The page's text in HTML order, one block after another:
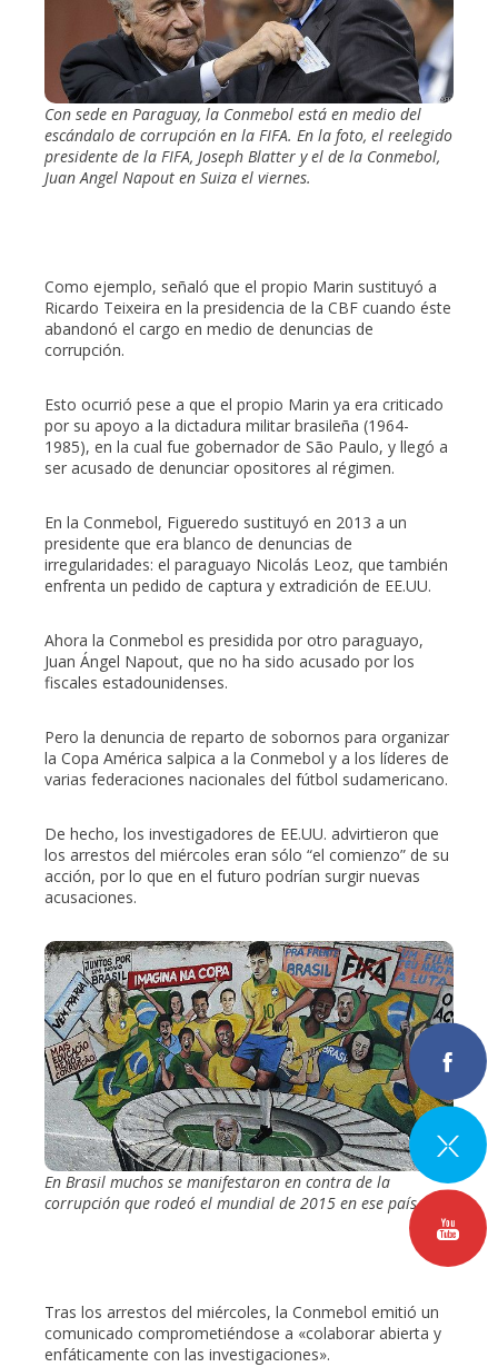
Con sede en Paraguay, la Conmebol está en medio del
escándalo de corrupción en la FIFA. En la foto, el reelegido
presidente de la FIFA, Joseph Blatter y el de la Conmebol,
Juan Angel Napout en Suiza el viernes.
Como ejemplo, señaló que el propio Marin sustituyó a
Ricardo Teixeira en la presidencia de la CBF cuando éste
abandonó el cargo en medio de denuncias de
corrupción.
Esto ocurrió pese a que el propio Marin ya era criticado
por su apoyo a la dictadura militar brasileña (1964-
1985), en la cual fue gobernador de São Paulo, y llegó a
ser acusado de denunciar opositores al régimen.
En la Conmebol, Figueredo sustituyó en 2013 a un
presidente que era blanco de denuncias de
irregularidades: el paraguayo Nicolás Leoz, que también
enfrenta un pedido de captura y extradición de EE.UU.
Ahora la Conmebol es presidida por otro paraguayo,
Juan Ángel Napout, que no ha sido acusado por los
fiscales estadounidenses.
Pero la denuncia de reparto de sobornos para organizar
la Copa América salpica a la Conmebol y a los líderes de
varias federaciones nacionales del fútbol sudamericano.
De hecho, los investigadores de EE.UU. advirtieron que
los arrestos del miércoles eran sólo “el comienzo” de su
acción, por lo que en el futuro podrían surgir nuevas
acusaciones.
En Brasil muchos se manifestaron en contra de la
corrupción que rodeó el mundial de 2015 en ese país.
Tras los arrestos del miércoles, la Conmebol emitió un
comunicado comprometiéndose a «colaborar abierta y
enfáticamente con las investigaciones».